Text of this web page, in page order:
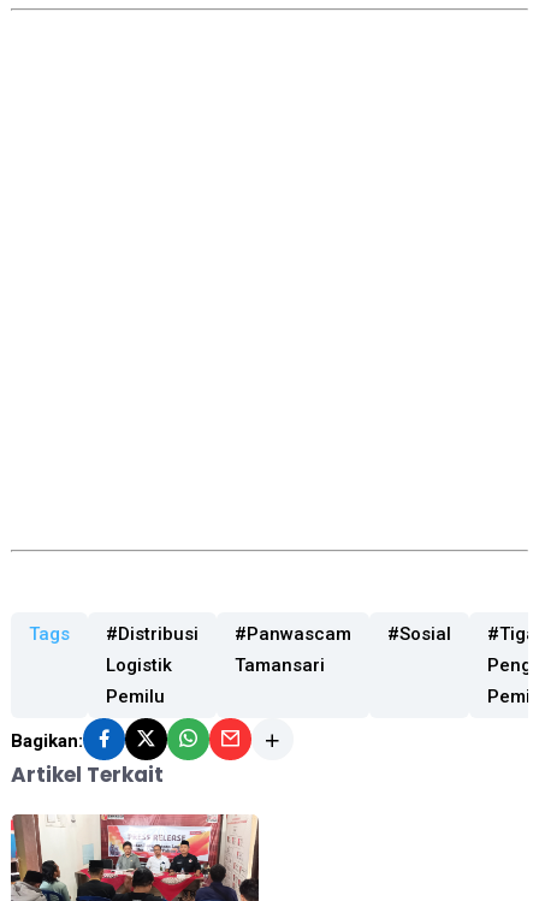
Tags
#Distribusi
Logistik
Pemilu
#Panwascam
Tamansari
#Sosial
#Tiga
Bagikan:
Artikel Terkait